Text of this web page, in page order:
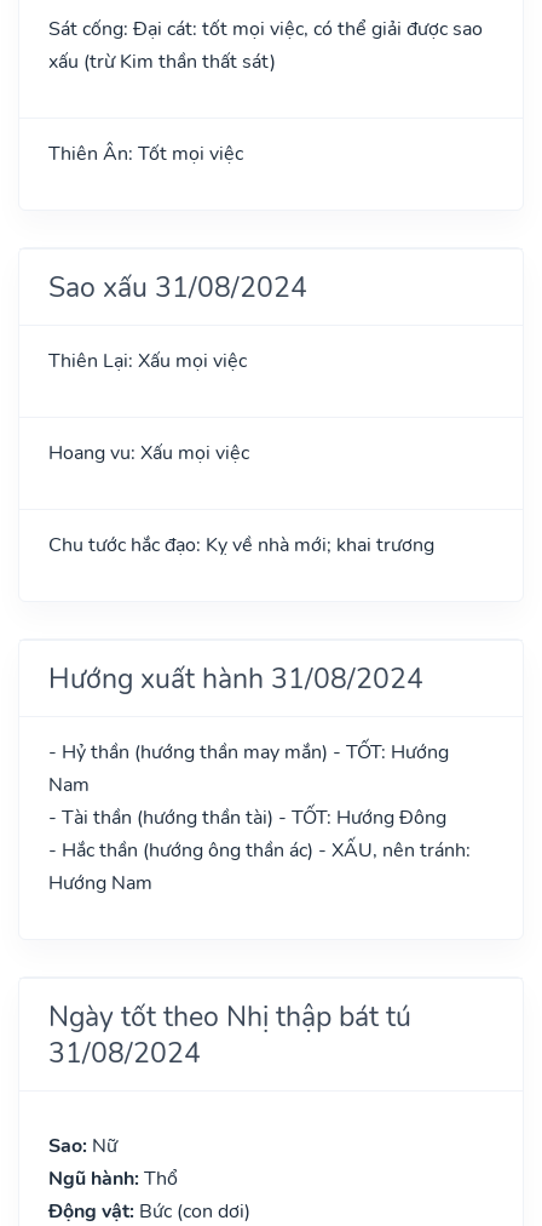
Sát cống: Đại cát: tốt mọi việc, có thể giải được sao
xấu (trừ Kim thần thất sát)
Thiên Ân: Tốt mọi việc
Sao xấu 31/08/2024
Thiên Lại: Xấu mọi việc
Hoang vu: Xấu mọi việc
Chu tước hắc đạo: Kỵ về nhà mới; khai trương
Hướng xuất hành 31/08/2024
- Hỷ thần (hướng thần may mắn) - TỐT: Hướng
Nam
- Tài thần (hướng thần tài) - TỐT: Hướng Đông
- Hắc thần (hướng ông thần ác) - XẤU, nên tránh:
Hướng Nam
Ngày tốt theo Nhị thập bát tú
31/08/2024
Sao: Nữ
Ngũ hành: Thổ
Động vật: Bức (con dơi)